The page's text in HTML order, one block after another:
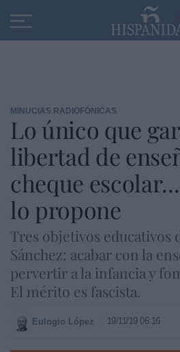
MINUCIAS RADIOFÓNICAS
Lo único que
libertad de
cheque
lo propone
Tres objetivos educativos
Sánchez: acabar con la
pervertir a la infancia y
El mérito es fascista.
Eulogio López 19/11/19 06:16